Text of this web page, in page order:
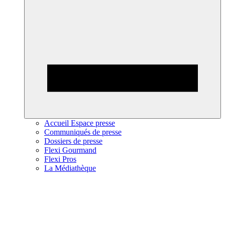
Accueil Espace presse
Communiqués de presse
Dossiers de presse
Flexi Gourmand
Flexi Pros
La Médiathèque